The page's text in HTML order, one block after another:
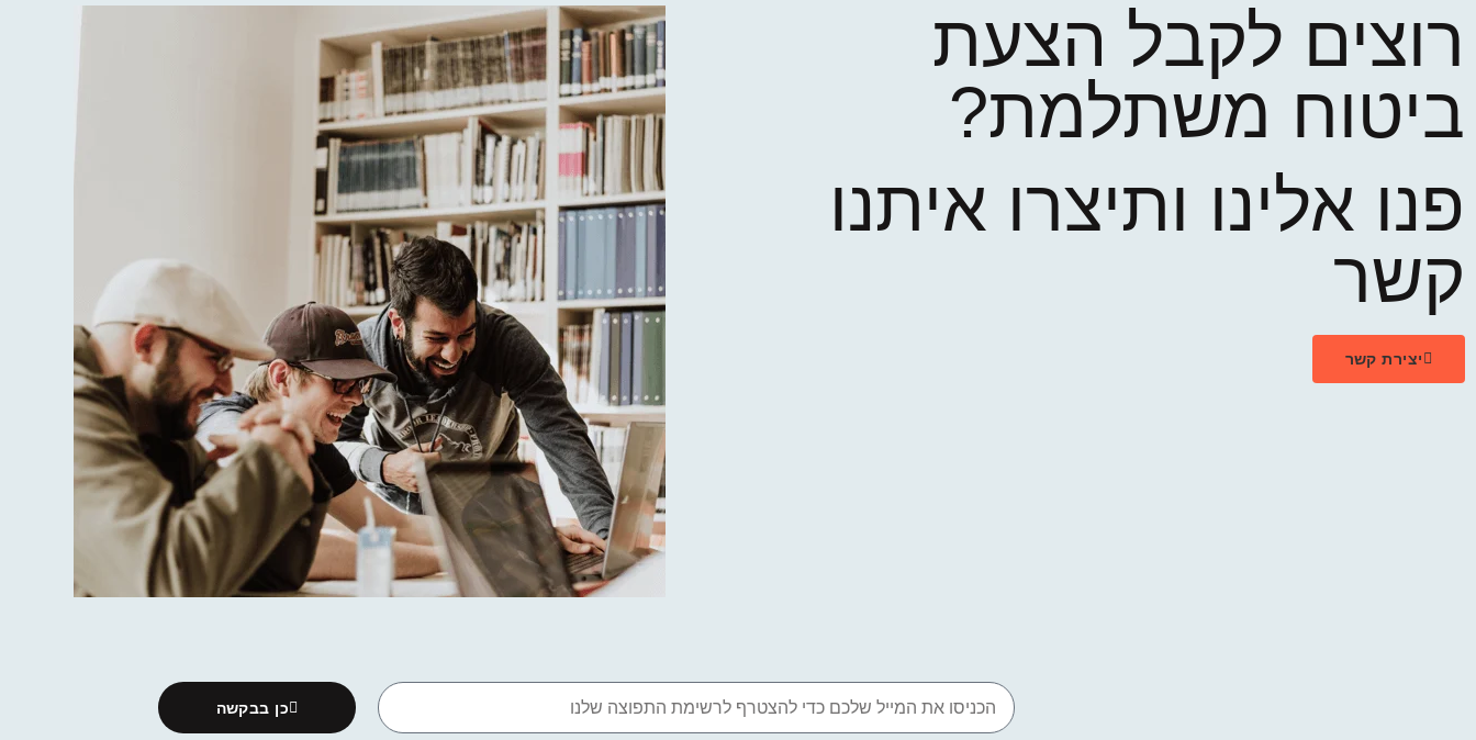
רוצים לקבל הצעת
ביטוח משתלמת?
פנו אלינו ותיצרו איתנו
קשר
יצירת קשר
כן בבקשה